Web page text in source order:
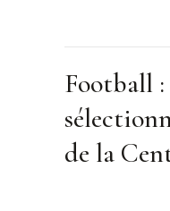
Football
de la